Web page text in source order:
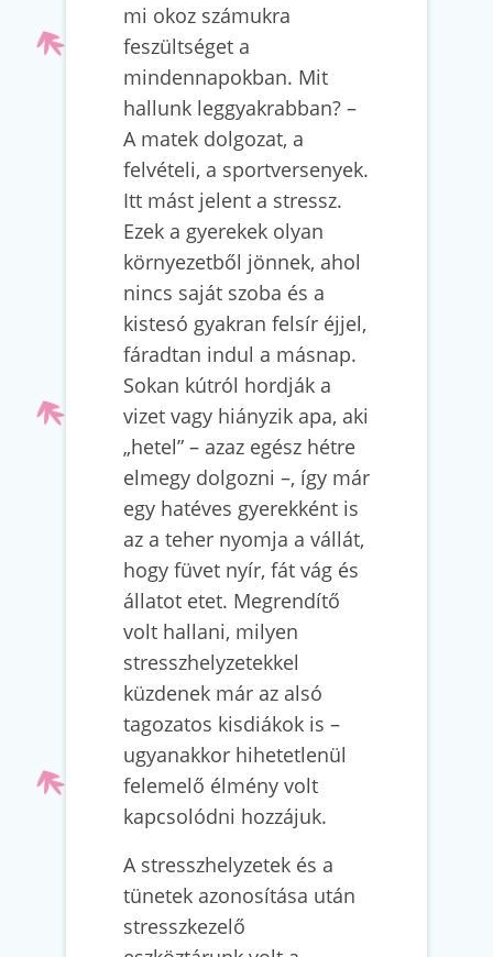
mi okoz számukra
feszültséget a
mindennapokban. Mit
hallunk leggyakrabban? –
A matek dolgozat, a
felvételi, a sportversenyek.
Itt mást jelent a stressz.
Ezek a gyerekek olyan
környezetből jönnek, ahol
nincs saját szoba és a
kistesó gyakran felsír éjjel,
fáradtan indul a másnap.
Sokan kútról hordják a
vizet vagy hiányzik apa, aki
„hetel” – azaz egész hétre
elmegy dolgozni –, így már
egy hatéves gyerekként is
az a teher nyomja a vállát,
hogy füvet nyír, fát vág és
állatot etet. Megrendítő
volt hallani, milyen
stresszhelyzetekkel
küzdenek már az alsó
tagozatos kisdiákok is –
ugyanakkor hihetetlenül
felemelő élmény volt
kapcsolódni hozzájuk.
A stresszhelyzetek és a
tünetek azonosítása után
stresszkezelő